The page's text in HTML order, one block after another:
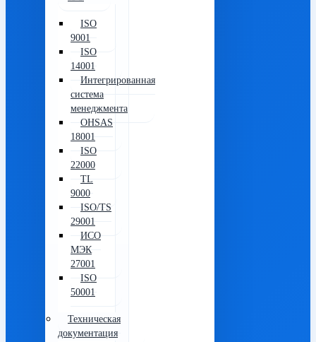
ISO
9001
ISO
14001
Интегрированная
система
менеджмента
OHSAS
18001
ISO
22000
TL
9000
ISO/TS
29001
ИСО
МЭК
27001
ISO
50001
Техническая
документация